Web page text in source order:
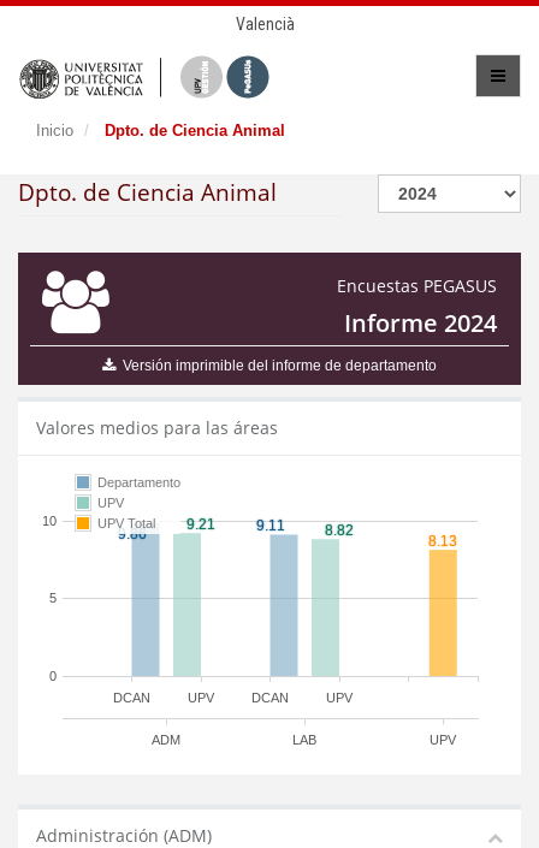
Valencià
Inicio Dpto. de Ciencia Animal
Dpto. de Ciencia Animal
Encuestas PEGASUS
Informe 2024
Versión imprimible del informe de departamento
Valores medios para las áreas
DCAN DCAN
UPV UPV
ADM LAB UPV
0
5
10
Departamento
UPV
UPV Total
Administración (ADM)